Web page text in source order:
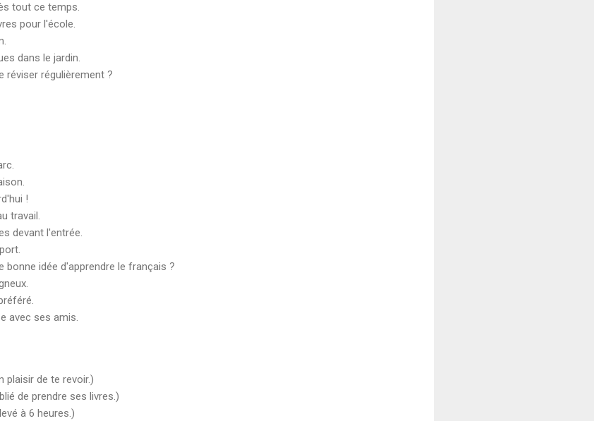
tout ce temps.
pour l'école.
dans le jardin.
réviser régulièrement ?
!
travail.
devant l'entrée.
bonne idée d'apprendre le français ?
avec ses amis.
plaisir de te revoir.)
de prendre ses livres.)
à 6 heures.)